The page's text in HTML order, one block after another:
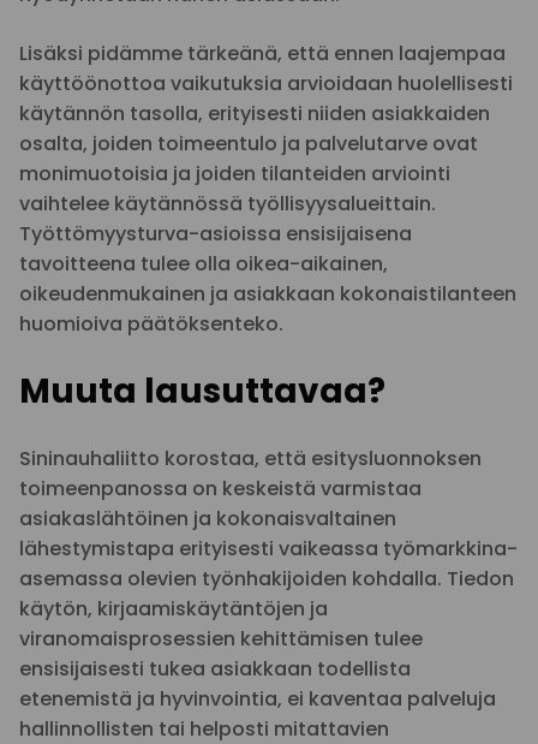
Lisäksi pidämme tärkeänä, että ennen laajempaa
käyttöönottoa vaikutuksia arvioidaan huolellisesti
käytännön tasolla, erityisesti niiden asiakkaiden
osalta, joiden toimeentulo ja palvelutarve ovat
monimuotoisia ja joiden tilanteiden arviointi
vaihtelee käytännössä työllisyysalueittain.
Työttömyysturva-asioissa ensisijaisena
tavoitteena tulee olla oikea-aikainen,
oikeudenmukainen ja asiakkaan kokonaistilanteen
huomioiva päätöksenteko.
Muuta lausuttavaa?
Sininauhaliitto korostaa, että esitysluonnoksen
toimeenpanossa on keskeistä varmistaa
asiakaslähtöinen ja kokonaisvaltainen
lähestymistapa erityisesti vaikeassa työmarkkina-
asemassa olevien työnhakijoiden kohdalla. Tiedon
käytön, kirjaamiskäytäntöjen ja
viranomaisprosessien kehittämisen tulee
ensisijaisesti tukea asiakkaan todellista
etenemistä ja hyvinvointia, ei kaventaa palveluja
hallinnollisten tai helposti mitattavien